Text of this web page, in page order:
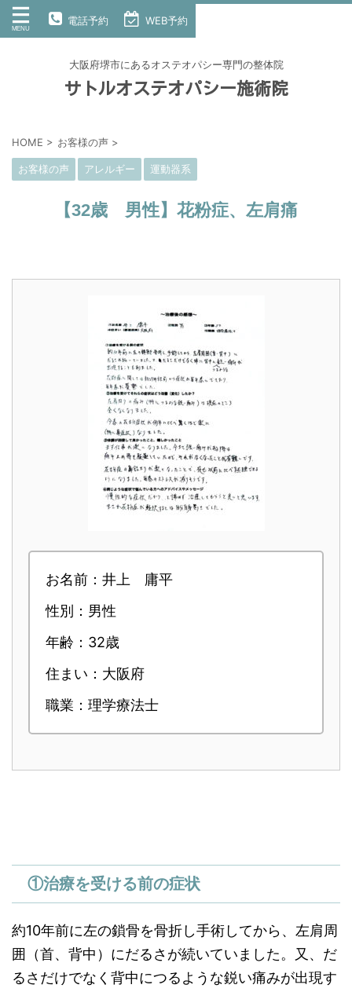
電話予約 WEB予約
大阪府堺市にあるオステオパシー専門の整体院
サトルオステオパシー施術院
HOME > お客様の声 >
お客様の声 アレルギー 運動器系
【32歳 男性】花粉症、左肩痛
お名前：井上 庸平
性別：男性
年齢：32歳
住まい：大阪府
職業：理学療法士
①治療を受ける前の症状
約10年前に左の鎖骨を骨折し手術してから、左肩周
囲（首、背中）にだるさが続いていました。又、だ
るさだけでなく背中につるような鋭い痛みが出現す